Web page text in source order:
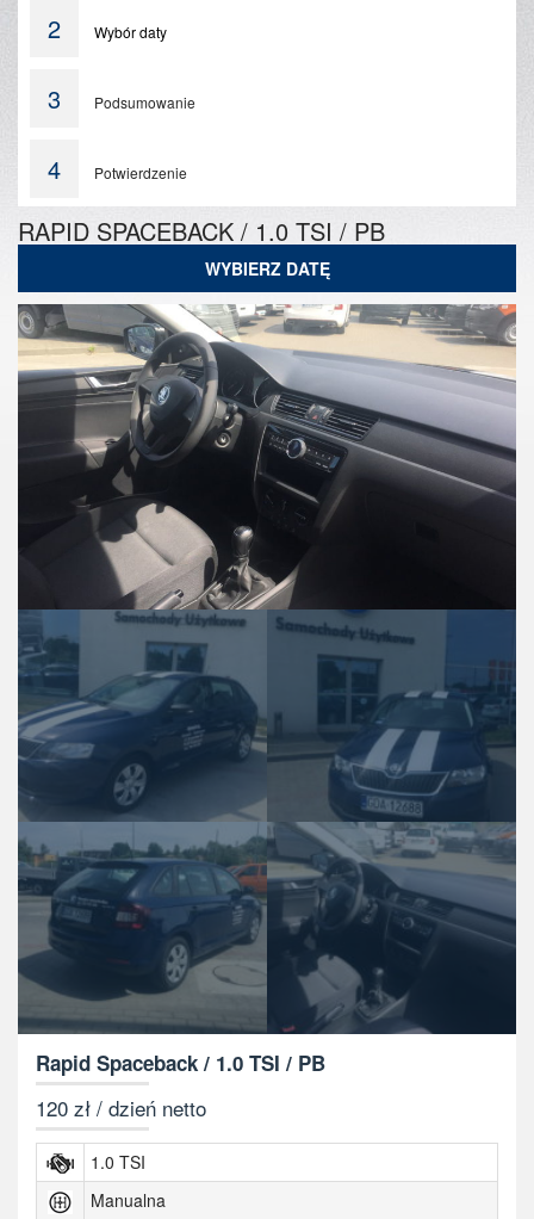
2 Wybór daty
3 Podsumowanie
4 Potwierdzenie
RAPID SPACEBACK / 1.0 TSI / PB
WYBIERZ DATĘ
Rapid Spaceback / 1.0 TSI / PB
120 zł / dzień netto
1.0 TSI
Manualna